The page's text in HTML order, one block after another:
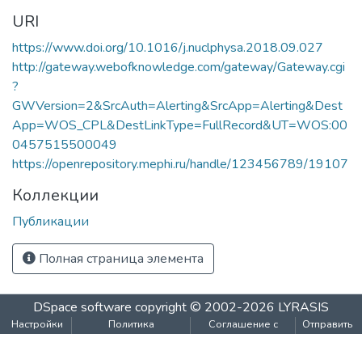
продолжению обучения в институтах
(САЕ и др.) и на факультетах
преемственности образовательных
программ общего среднего и высшего
образования; обеспечение высокого
качества довузовской подготовки
учебно-методическое руководство
общеобразовательными кафедрами
Института, осуществляющими
подготовку бакалавров и специалистов
по социо-гуманитарным,
URI
https://www.doi.org/10.1016/j.nuclphysa.2018.09.027
http://gateway.webofknowledge.com/gateway/Gateway.cgi
?
GWVersion=2&SrcAuth=Alerting&SrcApp=Alerting&Dest
App=WOS_CPL&DestLinkType=FullRecord&UT=WOS:00
0457515500049
https://openrepository.mephi.ru/handle/123456789/19107
Коллекции
Публикации
Полная страница элемента
DSpace software copyright © 2002-2026 LYRASIS
Настройки
Политика
Соглашение с
Отправить